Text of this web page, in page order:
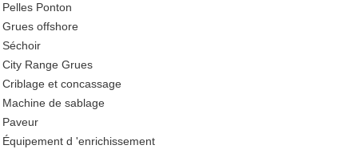
Pelles Ponton
Grues offshore
Séchoir
City Range Grues
Criblage et concassage
Machine de sablage
Paveur
Équipement d 'enrichissement